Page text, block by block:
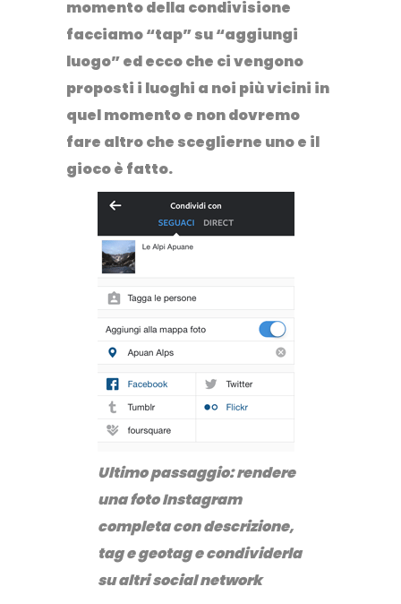
momento della condivisione
facciamo “tap” su “aggiungi
luogo” ed ecco che ci vengono
proposti i luoghi a noi più vicini in
quel momento e non dovremo
fare altro che sceglierne uno e il
gioco è fatto.
Ultimo passaggio: rendere
una foto Instagram
completa con descrizione,
tag e geotag e condividerla
su altri social network